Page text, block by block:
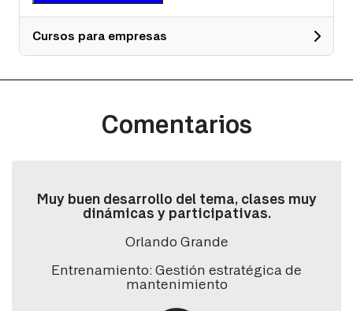
rotores
cantidad
Cursos para empresas
Comentarios
Muy buen desarrollo del tema, clases muy
dinámicas y participativas.
Orlando Grande
Entrenamiento: Gestión estratégica de
mantenimiento